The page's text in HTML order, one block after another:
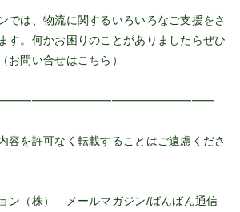
では、物流に関するいろいろなご支援をさ
す。何かお困りのことがありましたらぜひ
お問い合せはこちら ）
容を許可なく転載することはご遠慮くださ
ン（株） メールマガジン/ばんばん通信